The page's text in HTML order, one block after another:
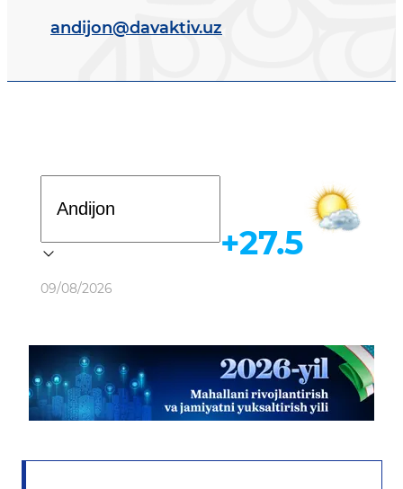
andijon@davaktiv.uz
Ob-havo
09/08/2026
+27.5